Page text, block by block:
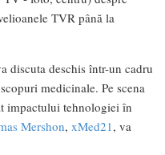
TVR până la
discuta deschis într-un cadru
medicinale. Pe scena
impactului tehnologiei în
Mershon, xMed21, va